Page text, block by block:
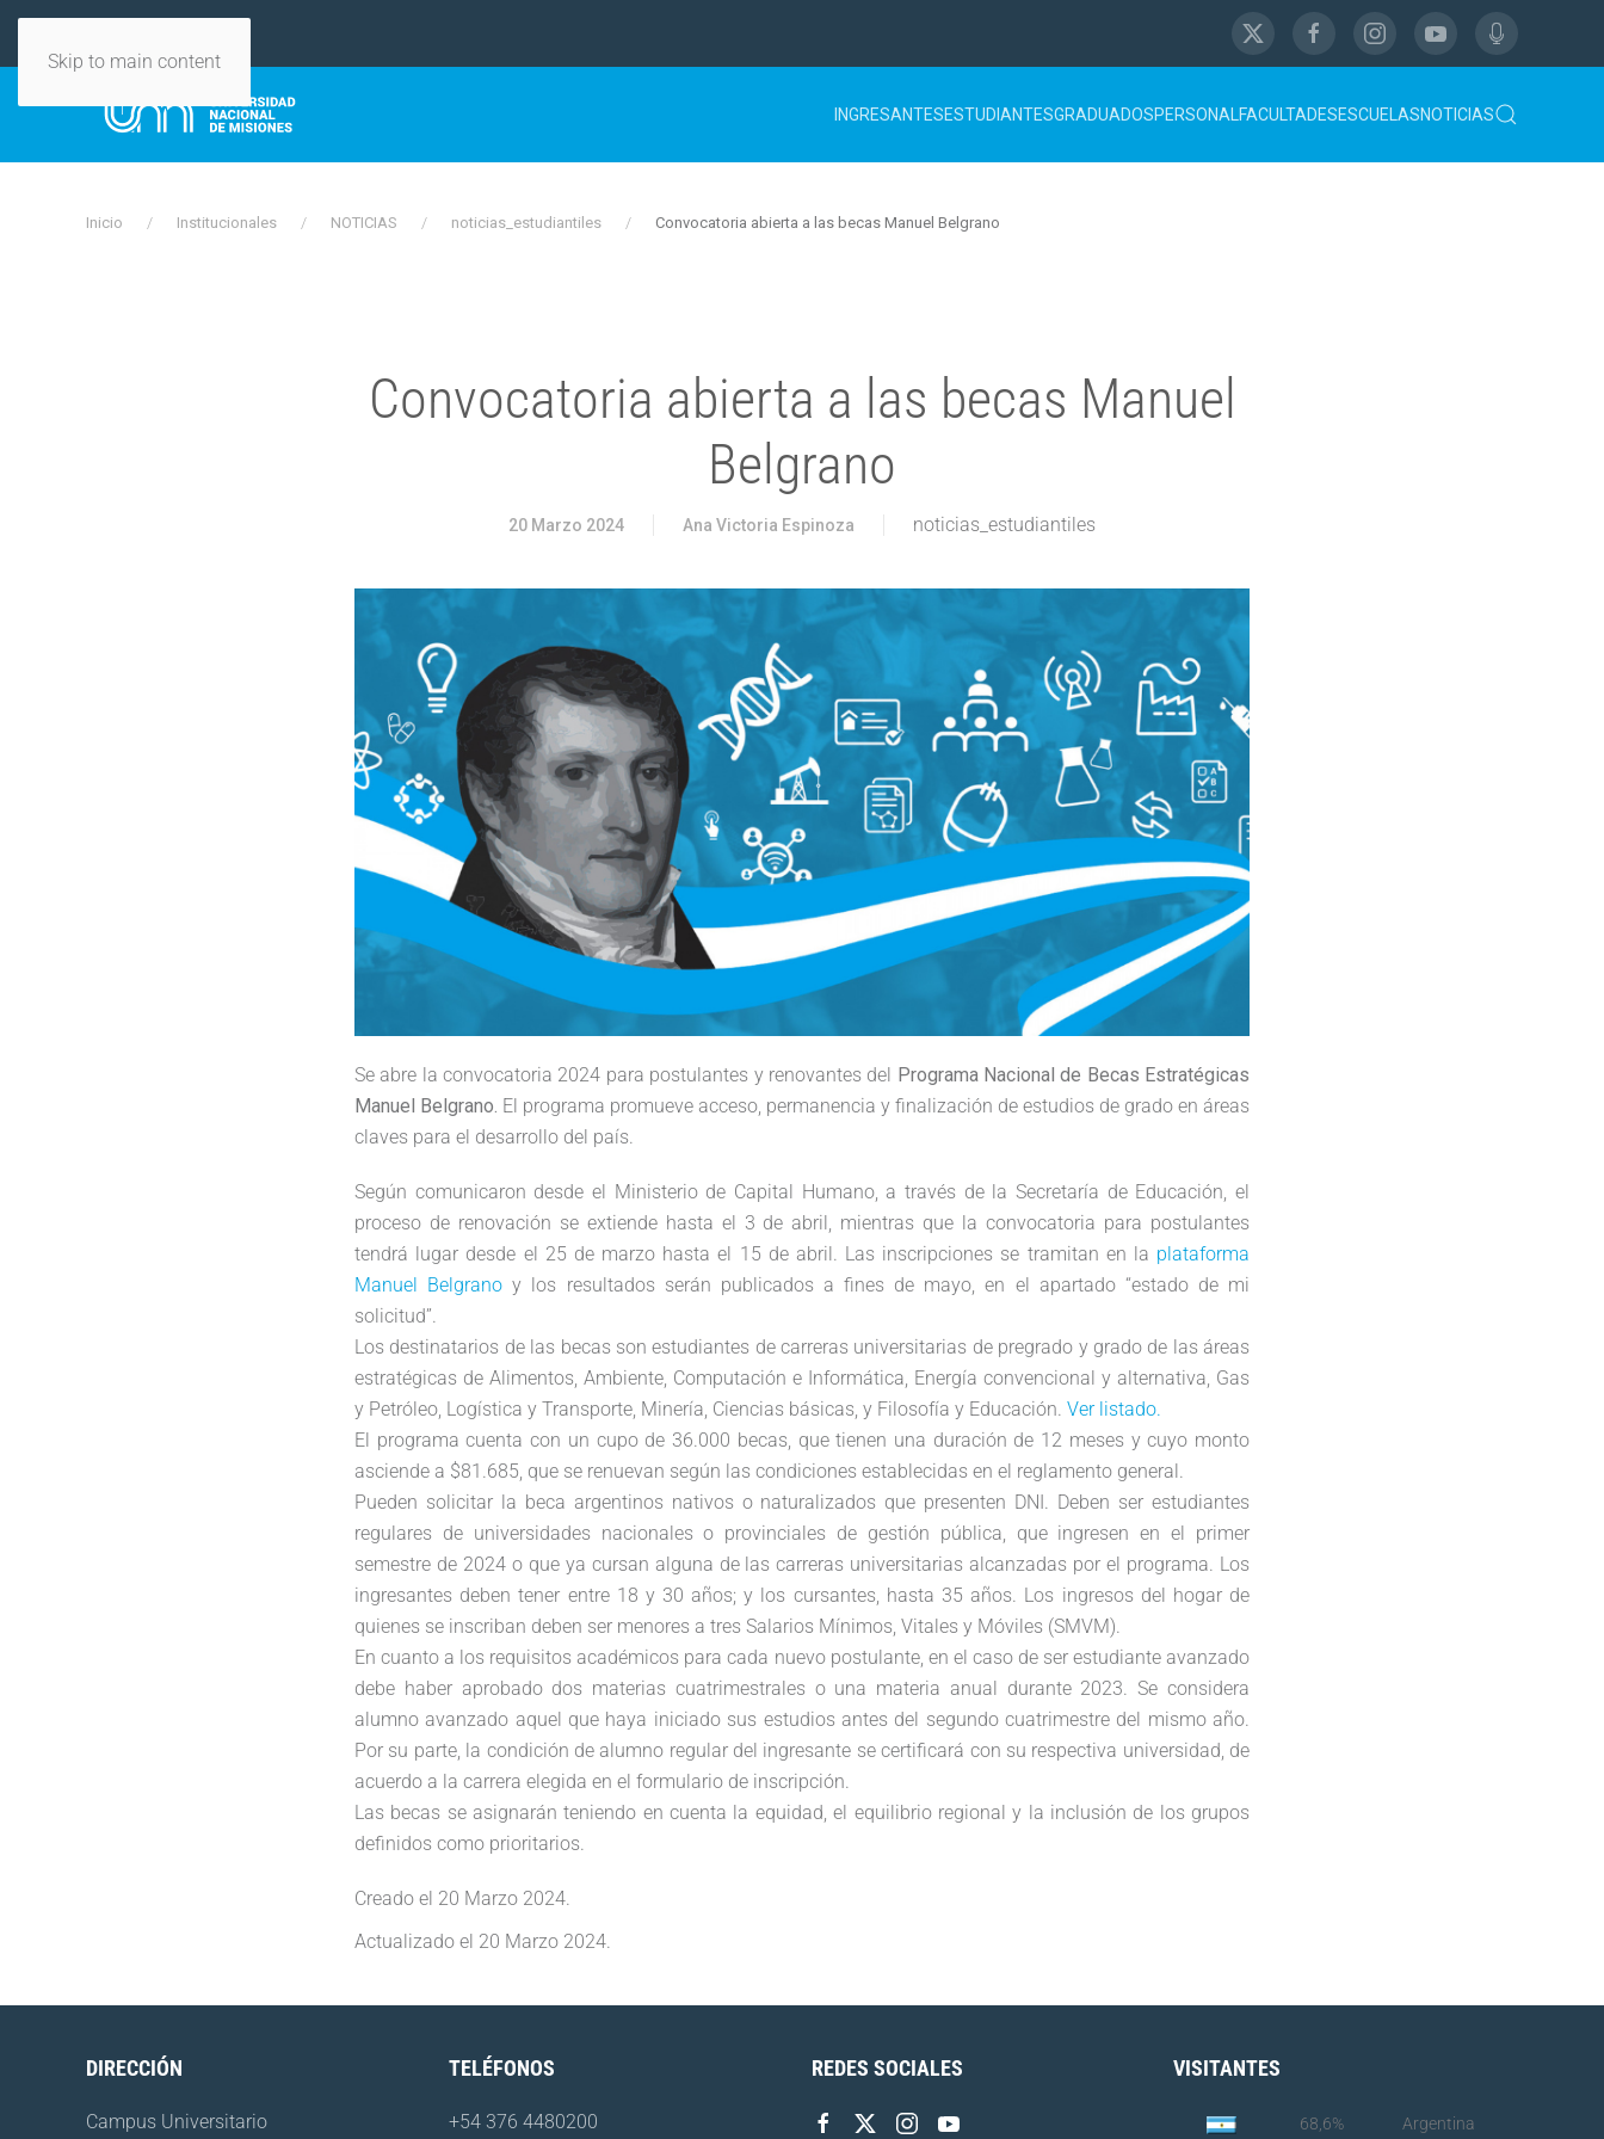
Skip to main content
INGRESANTESESTUDIANTESGRADUADOSPERSONAL FACULTADESESCUELASNOTICIAS
Inicio Institucionales NOTICIAS noticias_estudiantiles Convocatoria abierta a las becas Manuel Belgrano
Convocatoria abierta a las becas Manuel
Belgrano
20 Marzo 2024 Ana Victoria Espinoza noticias_estudiantiles
Se abre la convocatoria 2024 para postulantes y renovantes del Programa Nacional de Becas Estratégicas
Manuel Belgrano. El programa promueve acceso, permanencia y finalización de estudios de grado en áreas
claves para el desarrollo del país.
Según comunicaron desde el Ministerio de Capital Humano, a través de la Secretaría de Educación, el
proceso de renovación se extiende hasta el 3 de abril, mientras que la convocatoria para postulantes
tendrá lugar desde el 25 de marzo hasta el 15 de abril. Las inscripciones se tramitan en la plataforma
Manuel Belgrano y los resultados serán publicados a fines de mayo, en el apartado “estado de mi
solicitud”.
Los destinatarios de las becas son estudiantes de carreras universitarias de pregrado y grado de las áreas
estratégicas de Alimentos, Ambiente, Computación e Informática, Energía convencional y alternativa, Gas
y Petróleo, Logística y Transporte, Minería, Ciencias básicas, y Filosofía y Educación. Ver listado.
El programa cuenta con un cupo de 36.000 becas, que tienen una duración de 12 meses y cuyo monto
asciende a $81.685, que se renuevan según las condiciones establecidas en el reglamento general.
Pueden solicitar la beca argentinos nativos o naturalizados que presenten DNI. Deben ser estudiantes
regulares de universidades nacionales o provinciales de gestión pública, que ingresen en el primer
semestre de 2024 o que ya cursan alguna de las carreras universitarias alcanzadas por el programa. Los
ingresantes deben tener entre 18 y 30 años; y los cursantes, hasta 35 años. Los ingresos del hogar de
quienes se inscriban deben ser menores a tres Salarios Mínimos, Vitales y Móviles (SMVM).
En cuanto a los requisitos académicos para cada nuevo postulante, en el caso de ser estudiante avanzado
debe haber aprobado dos materias cuatrimestrales o una materia anual durante 2023. Se considera
alumno avanzado aquel que haya iniciado sus estudios antes del segundo cuatrimestre del mismo año.
Por su parte, la condición de alumno regular del ingresante se certificará con su respectiva universidad, de
acuerdo a la carrera elegida en el formulario de inscripción.
Las becas se asignarán teniendo en cuenta la equidad, el equilibrio regional y la inclusión de los grupos
definidos como prioritarios.
Creado el 20 Marzo 2024.
Actualizado el 20 Marzo 2024.
DIRECCIÓN
Campus Universitario
TELÉFONOS
+54 376 4480200
REDES SOCIALES VISITANTES
68,6% Argentina